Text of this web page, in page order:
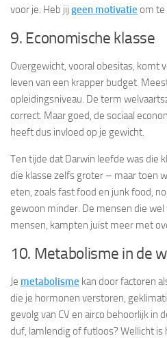
voor je. Heb jij geen motivatie om te
9. Economische klasse
Overgewicht, vooral obesitas, komt
leven van een krapper budget.
opleidingsniveau. De term
correct. Maar goed, de sociaal
heeft dus invloed op je gewicht.
Ten tijde dat Darwin leefde was die
die klasse zelfs groter – maar toen
eten, zoals fast food en junk food,
gewoon minder. De mensen die
mensen, kampten juist meer met
10. Metabolisme in de
Je metabolisme kan door factoren
die je hormonen verstoren,
gevolg van CV en airco behoorlijk in
duf, lamlendig of futloos? Wellicht is